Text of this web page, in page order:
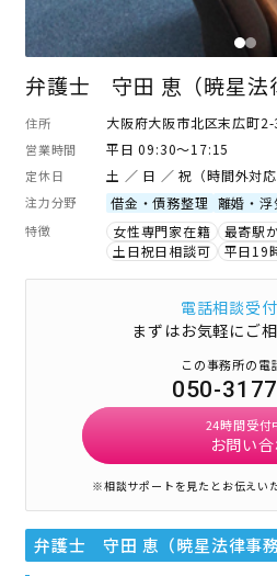
弁護士 守田 恵（暁星法
住所 大阪府大阪市北区末広町
営業時間 平日 09:30～17:15
定休日 土 ／ 日 ／ 祝（時間外対応
注力分野 借金・債務整理 離婚・浮
特徴 女性専門家在籍
最寄駅
土日祝日相談可
平日19
電話相談受付
まずはお気軽にご
この事務所の電
050-
24時間受付
お問い
※相談サポートを見たとお伝えい
弁護士 守田 恵（暁星法律事務